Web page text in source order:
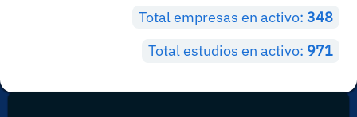
Total empresas en activo: 348
Total estudios en activo: 971